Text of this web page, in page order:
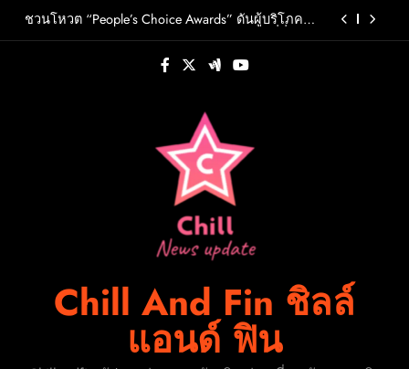
วต์ PRIMA เตรียมปล่อย 4 ก.ย. นี้
ชวนโหวต “People’s Choice Awards” ดันผู้บริโภค
FLO เกิร์ลกรุ๊ป R&B สุดแซ่บแห่งยุค ส่งอัลบั้มชุดที่ 2
THERAPY AT THE CLUB พร้อมปล่อยเอ็มวี “Cry Ugly”
ครอบครัว สร้างความทรงจำดีๆไปกับออนิกซ์ฮอสพิ
รู้จัก ADÉLA ป๊อปสตาร์สาวดาวรุ่งจากสโลวาเกีย กับ
เพลงสุดไวรัล “Ain’t In LA”พร้อมประกาศอัลบั้มเดบิ
วต์ PRIMA เตรียมปล่อย 4 ก.ย. นี้
ชวนโหวต “People’s Choice Awards” ดันผู้บริโภค
ร่วมตัดสินสุดยอดบริษัทอสังหาฯและเอเจนต์ที่ชื่น
FLO เกิร์ลกรุ๊ป R&B สุดแซ่บแห่งยุค ส่งอัลบั้มชุดที่ 2
THERAPY AT THE CLUB พร้อมปล่อยเอ็มวี “Cry Ugly”
โดนใจแฟนคลับ ก่อนบินมาเจอแฟนไทย 29 สิงหาคม
ปักหมุดวันหยุดนี้! ออกไปสร้างช่วงเวลาพิเศษกับ
ครอบครัว สร้างความทรงจำดีๆไปกับออนิกซ์ฮอสพิ
Chill And Fin ชิลล์
แอนด์ ฟิน